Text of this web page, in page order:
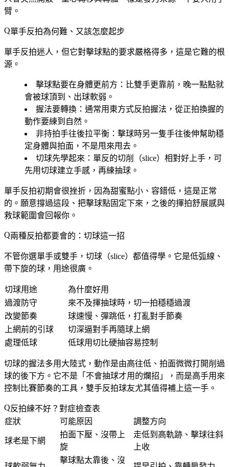
臂。
單手反拍為何難、又該怎麼起步
單手反拍迷人，但它對擊球點的要求嚴格得多，這是它難的根
源。
擊球點要在身體更前方 ：比雙手更靠前，晚一點點就
會被球頂到、出球軟弱。
握法要轉換 ：通常用東方式反拍握法，從正拍換握的
動作要練到自然。
非持拍手往後拉平衡 ：擊球時另一隻手往後伸幫助穩
定身體與拍面，不是甩來甩去。
切球先學起來 ：單反的切削（slice）相對好上手，可
先用切球建立手感，再練抽球。
單手反拍初期會很挫折，因為甜蜜點小、容錯低，這是正常
的。願意撐過這段、把擊球點固定下來，之後的揮拍舒展感與
救球範圍會回報你。
兩種反拍都要會的：切球這一招
不管你選單手或雙手，切球（slice）都值得學。它是低弧線、
帶下旋的球，用途很廣。
切球用途
為什麼好用
過渡防守
來不及揮抽球時，切一拍穩穩過渡
改變節奏
球速慢、彈跳低，打亂對手節奏
上網前的引球
切深逼對手再隨球上網
處理低球
低球用切比硬抽容易控制
切球的握法多用大陸式，動作是由高往低、拍面微微打開削過
球的後下方。它不是「不會抽球才用的爛招」，而是高手用來
控制比賽節奏的工具，雙手反拍球友尤其值得補上這一手。
反拍練不好？對症檢查表
症狀
可能原因 調整方向
球老是下網
拍面下壓、沒帶上
旋
走低到高軌跡、擊球往斜
上收
擊球點太靠後、沒